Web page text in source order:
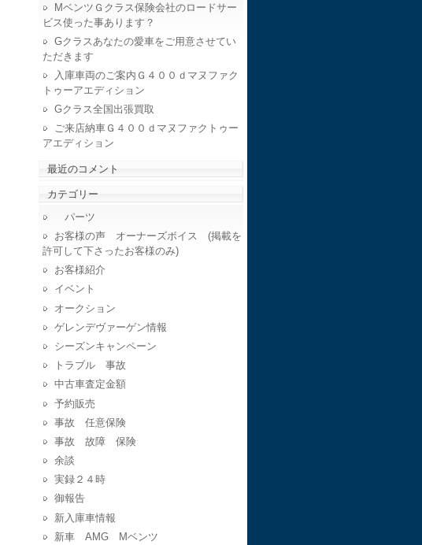
MベンツＧクラス保険会社のロードサー
ビス使った事あります？
Gクラスあなたの愛車をご用意させてい
ただきます
入庫車両のご案内Ｇ４００ｄマヌファク
トゥーアエディション
Gクラス全国出張買取
ご来店納車Ｇ４００ｄマヌファクトゥー
アエディション
最近のコメント
カテゴリー
パーツ
お客様の声 オーナーズボイス (掲載を
許可して下さったお客様のみ)
お客様紹介
イベント
オークション
ゲレンデヴァーゲン情報
シーズンキャンペーン
トラブル 事故
中古車査定金額
予約販売
事故 任意保険
事故 故障 保険
余談
実録２４時
御報告
新入庫車情報
新車 AMG Mベンツ